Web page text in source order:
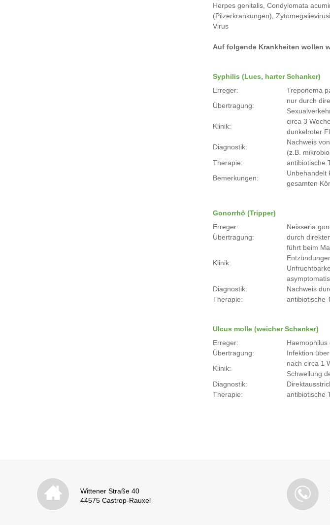
Herpes genitalis, Condylomata
(Pilzerkrankungen),
Virus
Auf folgende Krankheiten wollen
Syphilis (Lues, harter Schanker)
Erreger:
Treponema
Übertragung:
nur durch
Klinik:
circa 3
dunkelroter
Diagnostik:
Nachweis
(z.B.
Therapie:
antibiotische
Bemerkungen:
Unbehandelt
gesamten
Gonorrhö (Tripper)
Erreger:
Neisseria
Übertragung:
durch
Klinik:
führt beim
Diagnostik:
Nachweis
Therapie:
antibiotische
Ulcus molle (weicher Schanker)
Erreger:
Haemophilus
Übertragung:
Infektion
Klinik:
nach circa 1
Schwellung
Diagnostik:
Therapie:
antibiotische
Wittener Straße 40
44575 Castrop-Rauxel